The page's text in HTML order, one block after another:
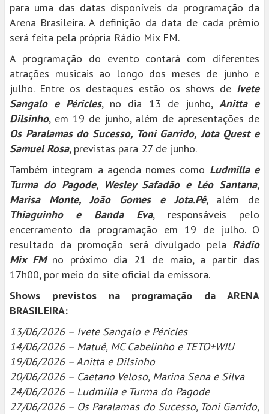
para uma das datas disponíveis da programação da
Arena Brasileira. A definição da data de cada prêmio
será feita pela própria Rádio Mix FM.
A programação do evento contará com diferentes
atrações musicais ao longo dos meses de junho e
julho. Entre os destaques estão os shows de Ivete
Sangalo e Péricles, no dia 13 de junho, Anitta e
Dilsinho, em 19 de junho, além de apresentações de
Os Paralamas do Sucesso, Toni Garrido, Jota Quest e
Samuel Rosa, previstas para 27 de junho.
Também integram a agenda nomes como Ludmilla e
Turma do Pagode, Wesley Safadão e Léo Santana,
Marisa Monte, João Gomes e Jota.Pê, além de
Thiaguinho e Banda Eva, responsáveis pelo
encerramento da programação em 19 de julho. O
resultado da promoção será divulgado pela Rádio
Mix FMno próximo dia 21 de maio, a partir das
17h00, por meio do site oficial da emissora.
Shows previstos na programação da ARENA
BRASILEIRA:
13/06/2026 – Ivete Sangalo e Péricles
14/06/2026 – Matuê, MC Cabelinho e TETO+WIU
19/06/2026 – Anitta e Dilsinho
20/06/2026 – Caetano Veloso, Marina Sena e Silva
24/06/2026 – Ludmilla e Turma do Pagode
27/06/2026 – Os Paralamas do Sucesso, Toni Garrido,